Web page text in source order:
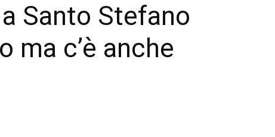
Santo Stefano
ma c’è anche